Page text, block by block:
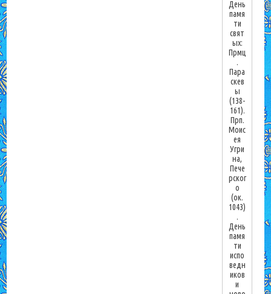
День
памя
ти
свят
ых:
Прмц
.
Пара
скев
ы
(138-
161).
Прп.
Моис
ея
Угри
на,
Пече
рског
о
(ок.
1043)
.
День
памя
ти
испо
ведн
иков
и